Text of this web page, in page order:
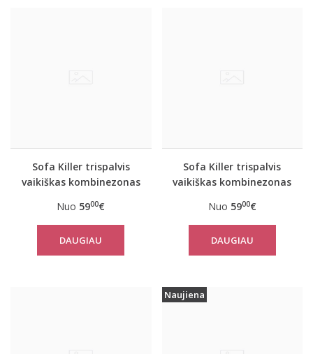
Sofa Killer trispalvis
vaikiškas kombinezonas
Nuo 5900€
DAUGIAU
Sofa Killer trispalvis
vaikiškas kombinezonas
Nuo 5900€
DAUGIAU
Naujiena